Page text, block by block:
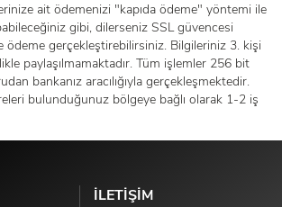
ait ödemenizi "kapıda ödeme" yöntemi ile
gibi, dilerseniz SSL güvencesi
ödeme gerçekleştirebilirsiniz. Bilgileriniz 3. kişi
paylaşılmamaktadır. Tüm işlemler 256 bit
bankanız aracılığıyla gerçekleşmektedir.
bulunduğunuz bölgeye bağlı olarak 1-2 iş
İLETİŞİM